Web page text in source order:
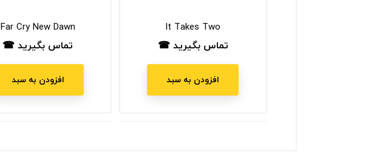
Far Cry New Dawn
قیمت
تماس بگیرید ☎
افزودن به سبد
It Takes Two
قیمت
تماس بگیرید ☎
افزودن به سبد